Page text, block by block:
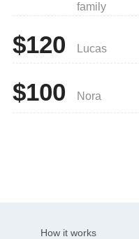
family
$120 Lucas
$100 Nora
How it works